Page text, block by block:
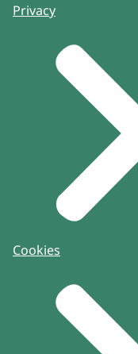
Privacy
Cookies